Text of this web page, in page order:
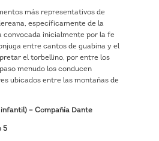
más representativos de
específicamente de la
convocada inicialmente por la fe
entre cantos de guabina y el
el torbellino, por entre los
menudo los conducen
ubicados entre las montañas de
– Compañía Dante
5